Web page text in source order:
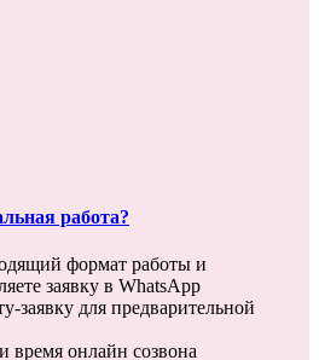
работа?
формат работы и
заявку в WhatsApp
заявку для предварительной
время онлайн созвона